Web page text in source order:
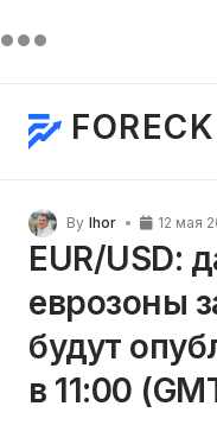
FORECK
By Ihor 12 мая
EUR/USD:
еврозоны
будут
в 11:00